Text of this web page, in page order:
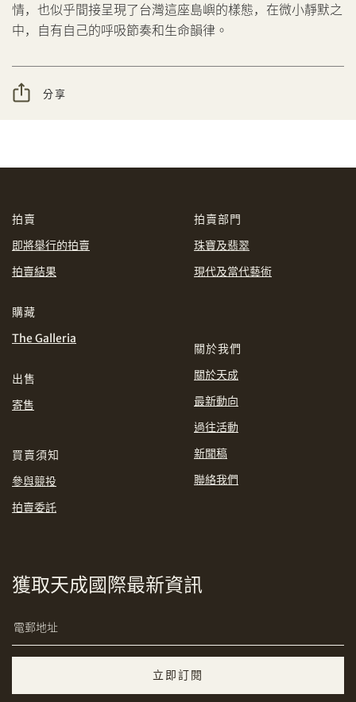
分享到Email
複製網址
情，也似乎間接呈現了台灣這座島嶼的樣態，在微小靜默之
中，自有自己的呼吸節奏和生命韻律。
分享
AUD
PHP SGD
拍賣
即將舉行的拍賣
拍賣結果
購藏
The Galleria
出售
寄售
買賣須知
參與競投
拍賣委託
拍賣部門
珠寶及翡翠
現代及當代藝術
關於我們
關於天成
最新動向
過往活動
新聞稿
聯絡我們
獲取天成國際最新資訊
立即訂閱